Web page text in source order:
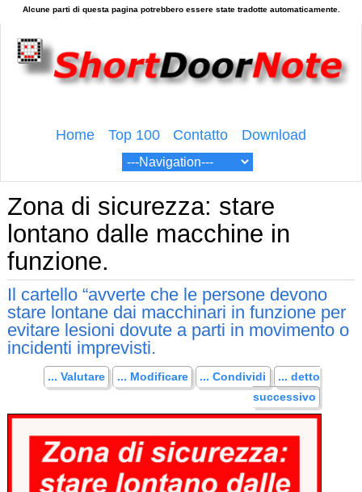
Home Top 100 Contatto Download
Zona di sicurezza: stare
lontano dalle macchine in
funzione.
Il cartello “avverte che le persone devono
stare lontane dai macchinari in funzione per
evitare lesioni dovute a parti in movimento o
incidenti imprevisti.
... Valutare ... Modificare ... Condividi
... detto
successivo